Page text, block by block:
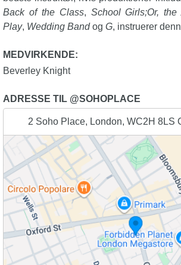
Back of the Class, School Girls;Or,
Play, Wedding Bandog G, instruerer
MEDVIRKENDE:
Beverley Knight
ADRESSE TIL @SOHOPLACE
2 Soho Place, London, WC2H 8LS